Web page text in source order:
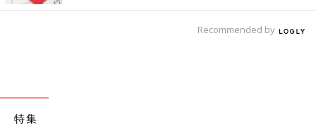
1歳～1歳6ヶ月ごろから使える、野菜や果物な
どビタミン類を含む食材を使った、体の調子を
Recommended by
特集